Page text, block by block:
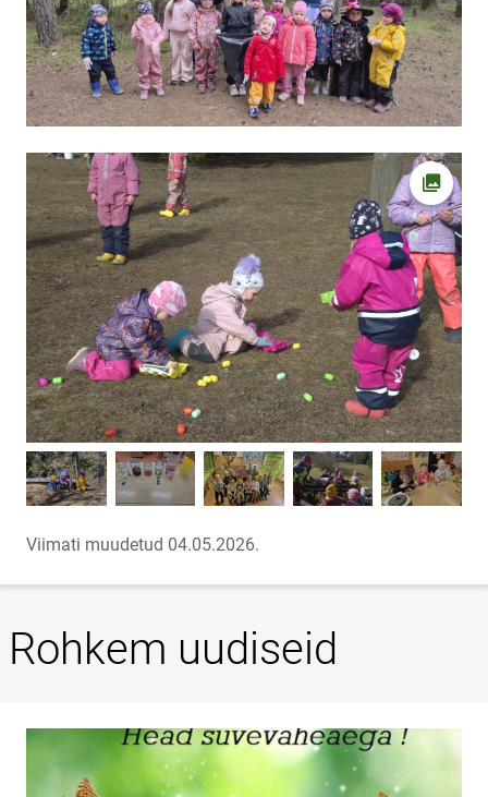
Ava
Viimati muudetud 04.05.2026.
Rohkem uudiseid